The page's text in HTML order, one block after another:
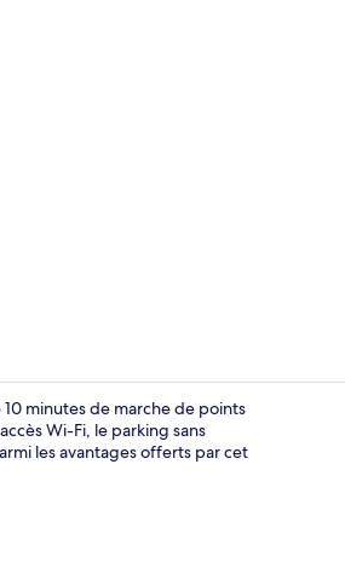
minutes de marche de points
Wi-Fi, le parking sans
les avantages offerts par cet